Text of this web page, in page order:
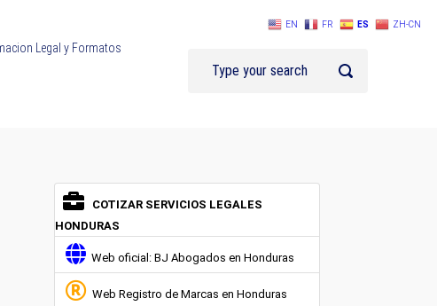
Legal y Formatos
COTIZAR SERVICIOS LEGALES
HONDURAS
Web oficial: BJ Abogados en Honduras
Web Registro de Marcas en Honduras
EN FR ES ZH-CN